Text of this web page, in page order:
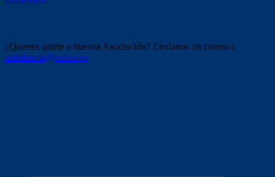
¿Quieres unirte a nuestra Asociación? Envíanos un correo a
uninfancia@unizar.es